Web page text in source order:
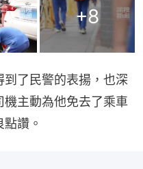
+8
了民警的表揚，也深
主動為他免去了乘車
讚。